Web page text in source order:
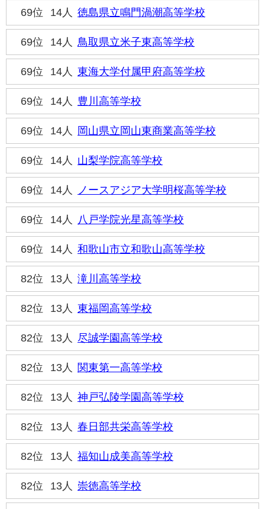
69位 14人 徳島県立鳴門渦潮高等学校
69位 14人 鳥取県立米子東高等学校
69位 14人 東海大学付属甲府高等学校
69位 14人 豊川高等学校
69位 14人 岡山県立岡山東商業高等学校
69位 14人 山梨学院高等学校
69位 14人 ノースアジア大学明桜高等学校
69位 14人 八戸学院光星高等学校
69位 14人 和歌山市立和歌山高等学校
82位 13人 滝川高等学校
82位 13人 東福岡高等学校
82位 13人 尽誠学園高等学校
82位 13人 関東第一高等学校
82位 13人 神戸弘陵学園高等学校
82位 13人 春日部共栄高等学校
82位 13人 福知山成美高等学校
82位 13人 崇徳高等学校